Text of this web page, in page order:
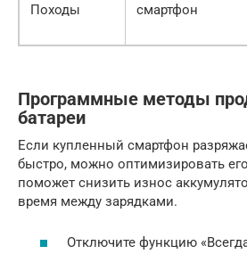
Походы
смартфон
Программные методы
батареи
Если купленный смартфон
быстро, можно оптимизировать
поможет снизить износ
время между зарядками.
Отключите функцию